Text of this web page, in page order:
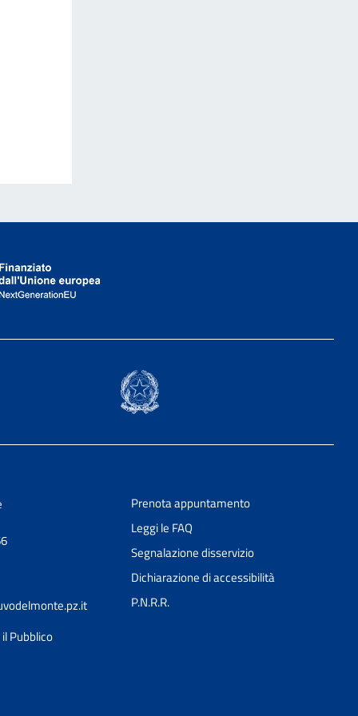
Pubblico
Prenota appuntamento
Leggi le FAQ
Segnalazione disservizio
Dichiarazione di accessibilità
P.N.R.R.